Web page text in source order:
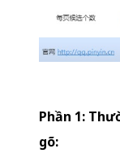
Phần 1:
gõ: